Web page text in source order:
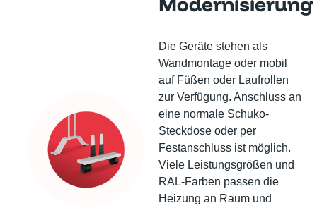
Die Geräte stehen als
Wandmontage oder mobil
auf Füßen oder Laufrollen
zur Verfügung. Anschluss an
eine normale Schuko-
Steckdose oder per
Festanschluss ist möglich.
Viele Leistungsgrößen und
RAL-Farben passen die
Heizung an Raum und